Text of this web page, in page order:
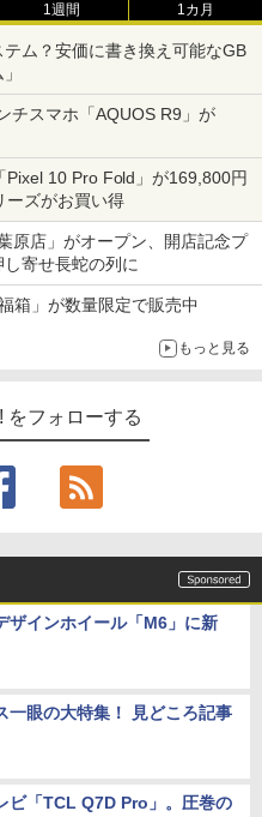
1週間 1カ月
ム？安価に書き換え可能なGB
チスマホ「AQUOS R9」が
Pixel 10 Pro Fold」が169,800円
ーズがお買い得
原店」がオープン、開店記念プ
寄せ長蛇の列に
箱」が数量限定で販売中
もっと見る
をフォローする
ザインホイール「M6」に新
一眼の大特集！ 見どころ記事
ビ「TCL Q7D Pro」。圧巻の